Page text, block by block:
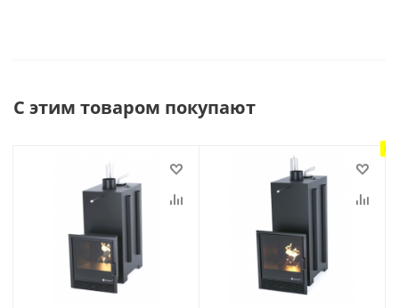
С этим товаром покупают